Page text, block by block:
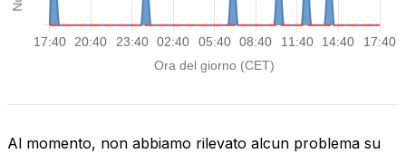
Al momento, non abbiamo rilevato alcun problema su